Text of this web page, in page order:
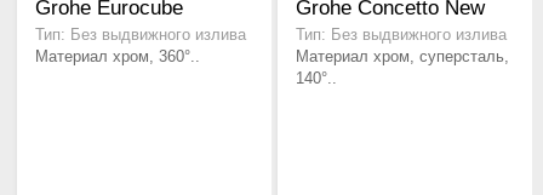
Grohe Eurocube
Тип: Без выдвижного излива
Материал хром, 360°..
Grohe Concetto New
Тип: Без выдвижного излива
Материал хром, суперсталь,
140°..